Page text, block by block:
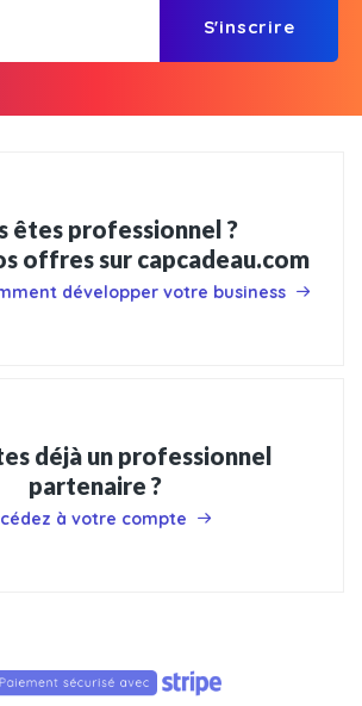
S'inscrire
êtes professionnel ?
offres sur capcadeau.com
développer votre business
déjà un professionnel
partenaire ?
à votre compte